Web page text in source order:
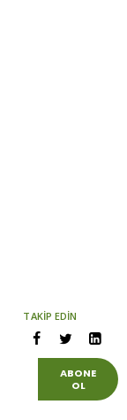
TAKİP EDİN
ABONE
OL